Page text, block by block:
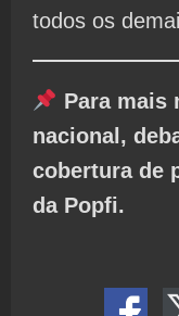
todos os
Para mais
nacional,
cobertura de
da Popfi.